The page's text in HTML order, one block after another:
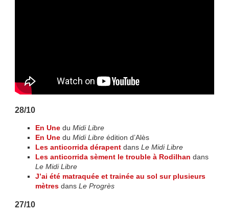
28/10
En Unedu Midi Libre
En Unedu Midi Libreédition d’Alès
Les anticorrida dérapentdans Le Midi Libre
Les anticorrida sèment le trouble à Rodilhan dans
Le Midi Libre
J’ai été matraquée et trainée au sol sur plusieurs
mètresdans Le Progrès
27/10